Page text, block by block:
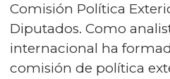
Comisión Política
Diputados. Como
internacional ha
comisión de política